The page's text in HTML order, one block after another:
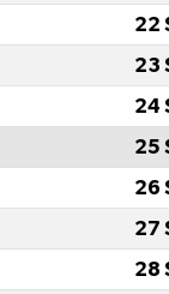
22
23
24
25
26
27
28